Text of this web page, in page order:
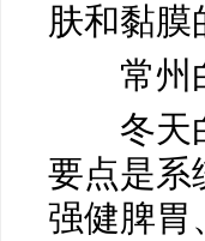
肤和黏膜
常州白
冬天白
要点是系
强健脾胃